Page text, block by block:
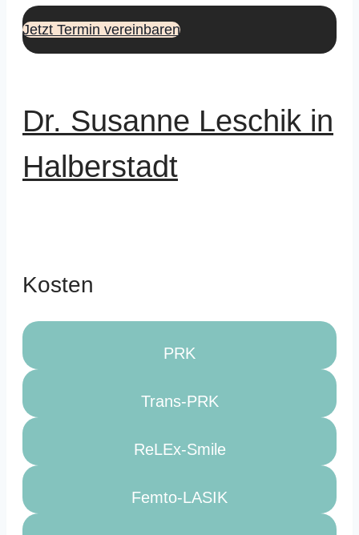
Jetzt Termin vereinbaren
Dr. Susanne Leschik in
Halberstadt
Kosten
PRK
Trans-PRK
ReLEx-Smile
Femto-LASIK